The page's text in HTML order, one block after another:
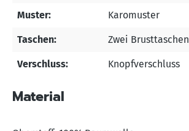
Muster: Karomuster
Taschen: Zwei Brusttaschen
Verschluss: Knopfverschluss
Material